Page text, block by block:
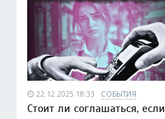
22.12.2025 18:33 СОБЫТИЯ
Стоит ли соглашаться, если